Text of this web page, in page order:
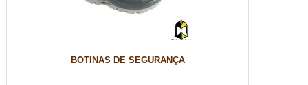
BOTINAS DE SEGURANÇA